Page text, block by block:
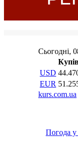
Погода у